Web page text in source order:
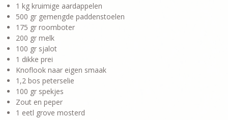
1 kg kruimige aardappelen
500 gr gemengde paddenstoelen
175 gr roomboter
200 gr melk
100 gr sjalot
1 dikke prei
Knoflook naar eigen smaak
1,2 bos peterselie
100 gr spekjes
Zout en peper
1 eetl grove mosterd